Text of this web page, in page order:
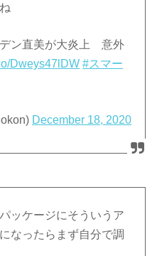
ン直美が大炎上 意外
Dweys47lDW #スマー
December 18, 2020
ッケージにそういうア
なったらまず自分で調